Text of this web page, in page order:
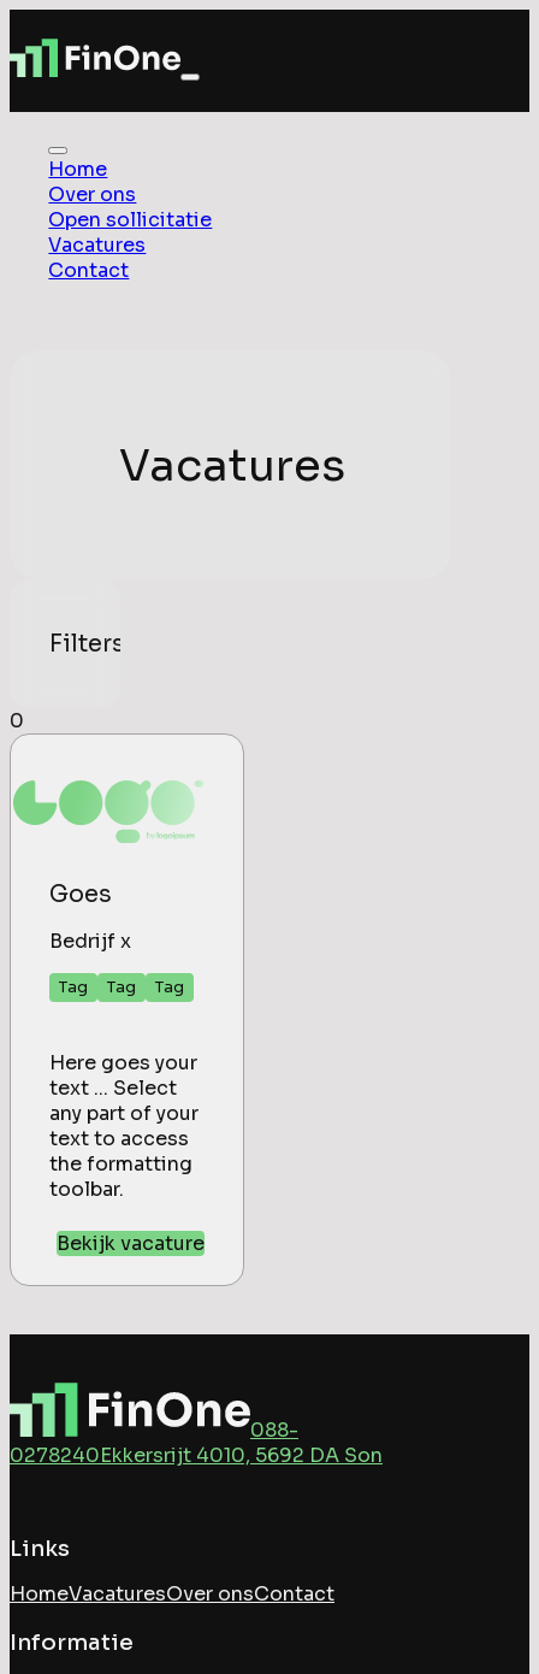
Home
Over ons
Open sollicitatie
Vacatures
Contact
Vacatures
Filters
0
Goes
Bedrijf x
Tag Tag Tag
Here goes your
text ... Select
any part of your
text to access
the formatting
toolbar.
Bekijk vacature
088-
0278240Ekkersrijt 4010, 5692 DA Son
Links
HomeVacaturesOver onsContact
Informatie